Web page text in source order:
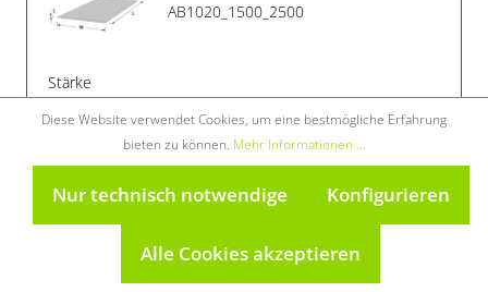
AB1020_1500_2500
Stärke
2500
EN AW-5005 / AlMg1
Ausführung
Jetzt anmelden!
Gewerbetreibende
Diese Website verwendet Cookies, um eine bestmögliche Erfahrung
bieten zu können. Mehr Informationen ...
Nur technisch notwendige Konfigurieren
Alle Cookies akzeptieren